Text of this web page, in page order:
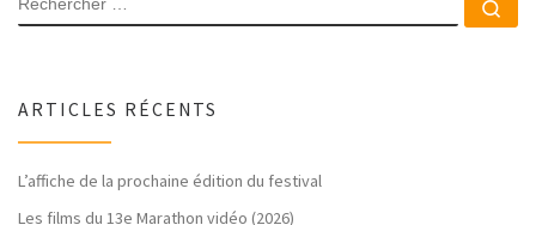
ARTICLES RÉCENTS
L’affiche de la prochaine édition du festival
Les films du 13e Marathon vidéo (2026)